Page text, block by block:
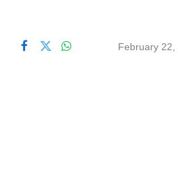
February 22,